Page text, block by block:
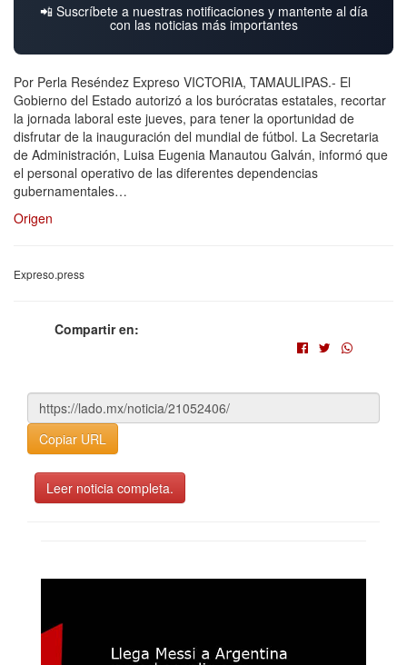
📲 Suscríbete a nuestras notificaciones y mantente al día
con las noticias más importantes
Por Perla Reséndez Expreso VICTORIA, TAMAULIPAS.- El
Gobierno del Estado autorizó a los burócratas estatales, recortar
la jornada laboral este jueves, para tener la oportunidad de
disfrutar de la inauguración del mundial de fútbol. La Secretaria
de Administración, Luisa Eugenia Manautou Galván, informó que
el personal operativo de las diferentes dependencias
gubernamentales…
Origen
Expreso.press
Compartir en:
Copiar URL
Leer noticia completa.